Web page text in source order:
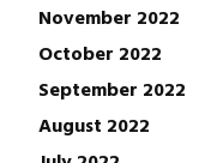
November 2022
October 2022
September 2022
August 2022